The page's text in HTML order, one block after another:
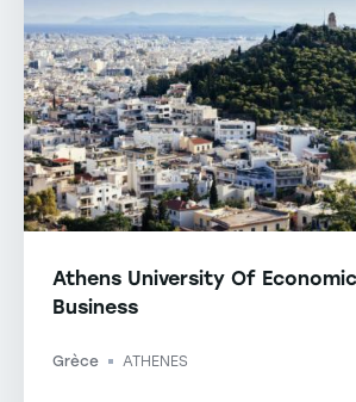
Athens University Of
Business
Grèce -ATHENES